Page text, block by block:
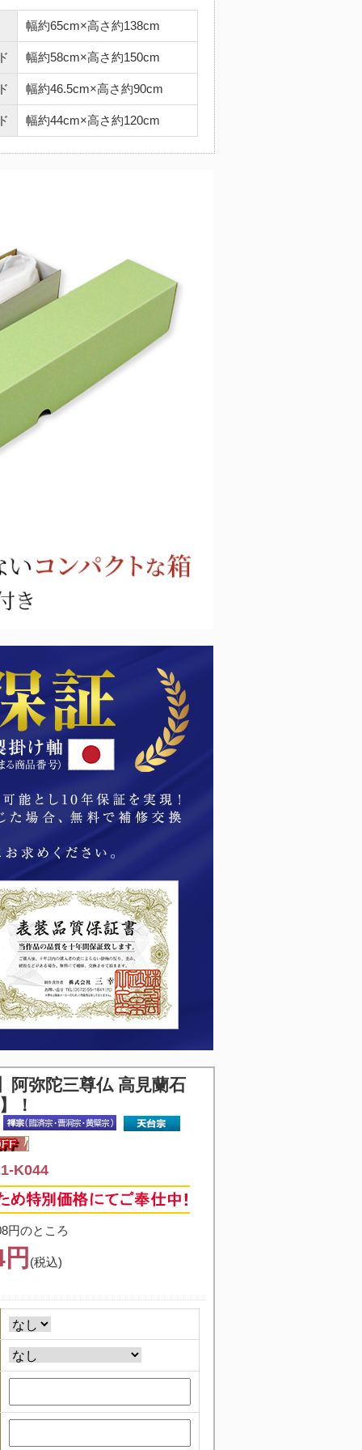
幅約65cm×高さ約138cm
幅約58cm×高さ約150cm
幅約46.5cm×高さ約90cm
幅約44cm×高さ約120cm
阿弥陀三尊仏 高見蘭石
！
K044
円のところ
(税込)